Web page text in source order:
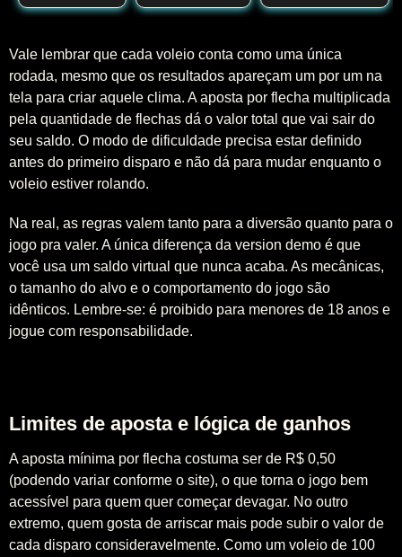
Vale lembrar que cada voleio conta como uma única
rodada, mesmo que os resultados apareçam um por um na
tela para criar aquele clima. A aposta por flecha multiplicada
pela quantidade de flechas dá o valor total que vai sair do
seu saldo. O modo de dificuldade precisa estar definido
antes do primeiro disparo e não dá para mudar enquanto o
voleio estiver rolando.
Na real, as regras valem tanto para a diversão quanto para o
jogo pra valer. A única diferença da version demo é que
você usa um saldo virtual que nunca acaba. As mecânicas,
o tamanho do alvo e o comportamento do jogo são
idênticos. Lembre-se: é proibido para menores de 18 anos e
jogue com responsabilidade.
Limites de aposta e lógica de ganhos
A aposta mínima por flecha costuma ser de R$ 0,50
(podendo variar conforme o site), o que torna o jogo bem
acessível para quem quer começar devagar. No outro
extremo, quem gosta de arriscar mais pode subir o valor de
cada disparo consideravelmente. Como um voleio de 100